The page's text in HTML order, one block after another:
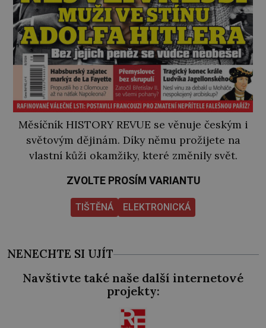
Měsíčník HISTORY REVUE se věnuje českým i
světovým dějinám. Díky němu prožijete na
vlastní kůži okamžiky, které změnily svět.
ZVOLTE PROSÍM VARIANTU
TIŠTĚNÁ ELEKTRONICKÁ
NENECHTE SI UJÍT
Navštivte také naše další internetové
projekty: